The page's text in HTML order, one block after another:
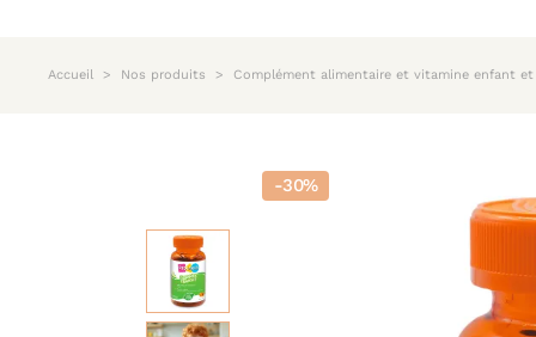
Accueil Nos produits Complément alimentaire et vitamine enfant et
-30%